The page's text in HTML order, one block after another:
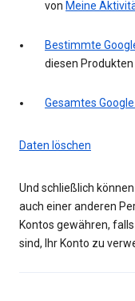
von Meine
Bestimmte
diesen
Gesamtes
Daten löschen
Und schließlich
auch einer anderen
Kontos gewähren,
sind, Ihr Konto zu